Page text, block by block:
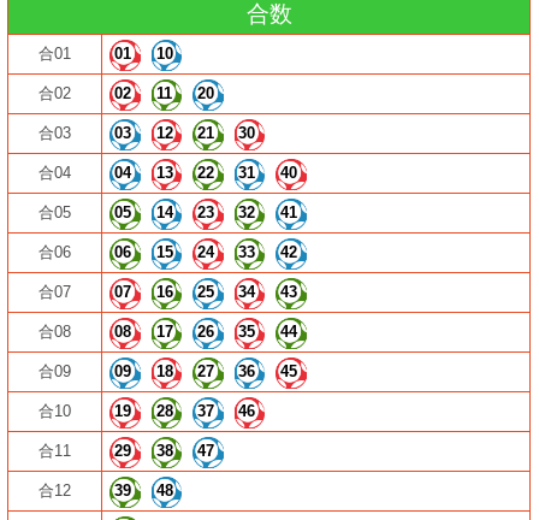
合数
合01 01 10
合02 02 11 20
合03 03 12 21 30
合04 04 13 22 31 40
合05 05 14 23 32 41
合06 06 15 24 33 42
合07 07 16 25 34 43
合08 08 17 26 35 44
合09 09 18 27 36 45
合10 19 28 37 46
合11 29 38 47
合12 39 48